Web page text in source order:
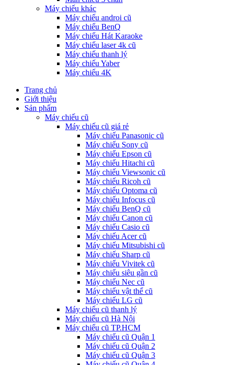
Máy chiếu khác
Máy chiếu androi cũ
Máy chiếu BenQ
Máy chiếu Hát Karaoke
Máy chiếu laser 4k cũ
Máy chiếu thanh lý
Máy chiếu Yaber
Máy chiếu 4K
Trang chủ
Giới thiệu
Sản phẩm
Máy chiếu cũ
Máy chiếu cũ giá rẻ
Máy chiếu Panasonic cũ
Máy chiếu Sony cũ
Máy chiếu Epson cũ
Máy chiếu Hitachi cũ
Máy chiếu Viewsonic cũ
Máy chiếu Ricoh cũ
Máy chiếu Optoma cũ
Máy chiếu Infocus cũ
Máy chiếu BenQ cũ
Máy chiếu Canon cũ
Máy chiếu Casio cũ
Máy chiếu Acer cũ
Máy chiếu Mitsubishi cũ
Máy chiếu Sharp cũ
Máy chiếu Vivitek cũ
Máy chiếu siêu gần cũ
Máy chiếu Nec cũ
Máy chiếu vật thể cũ
Máy chiếu LG cũ
Máy chiếu cũ thanh lý
Máy chiếu cũ Hà Nội
Máy chiếu cũ TP.HCM
Máy chiếu cũ Quận 1
Máy chiếu cũ Quận 2
Máy chiếu cũ Quận 3